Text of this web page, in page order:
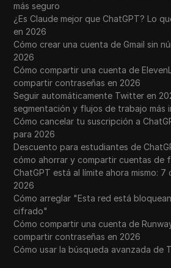
más seguro
¿Es Claude mejor que ChatGPT? Lo
en 2026
Cómo crear una cuenta de Gmail sin
2026
Cómo compartir una cuenta de
compartir contraseñas en 2026
Seguir automáticamente Twitter en
segmentación y flujos de trabajo más
Cómo cancelar tu suscripción a
para 2026
Descuento para estudiantes de
cómo ahorrar y compartir cuentas de
ChatGPT está al límite ahora mismo: 7
2026
Cómo arreglar "Esta red está
cifrado"
Cómo compartir una cuenta de
compartir contraseñas en 2026
Cómo usar la búsqueda avanzada de